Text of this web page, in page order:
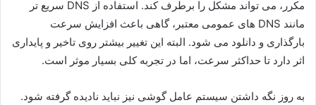
مکرر، می تواند مشکل را برطرف کند. استفاده از DNS سریع تر
مانند DNS های عمومی معتبر، گاهی باعث افزایش سرعت
بارگذاری و دانلود می شود. البته این تغییر بیشتر روی تاخیر و پایداری
اثر دارد تا حداکثر سرعت، اما در تجربه کلی بسیار موثر است.
به روز نگه داشتن سیستم عامل گوشی نیز نباید نادیده گرفته شود.